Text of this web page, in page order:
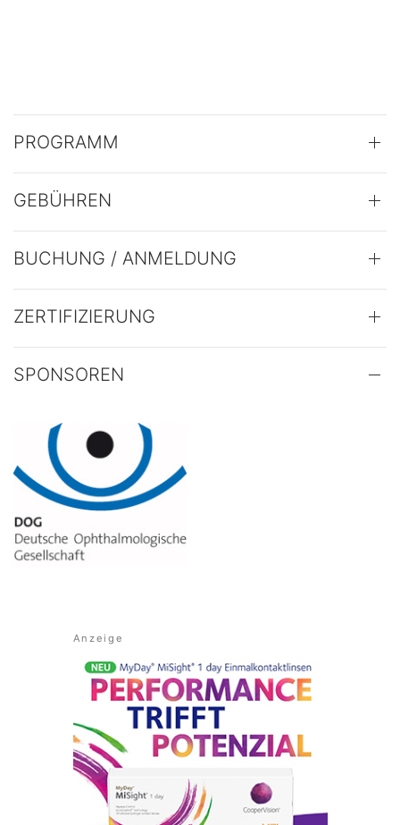
PROGRAMM
GEBÜHREN
BUCHUNG / ANMELDUNG
ZERTIFIZIERUNG
SPONSOREN